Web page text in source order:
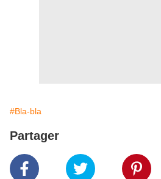
#Bla-bla
Partager